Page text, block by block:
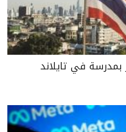
في تايلاند